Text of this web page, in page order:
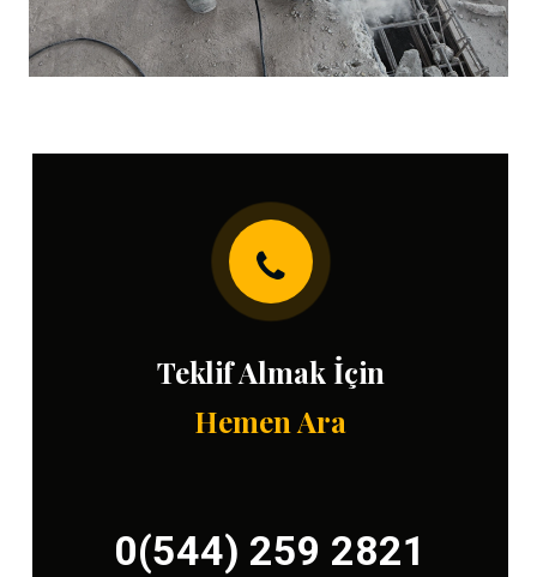
Teklif Almak İçin
Hemen Ara
0(544) 259 2821